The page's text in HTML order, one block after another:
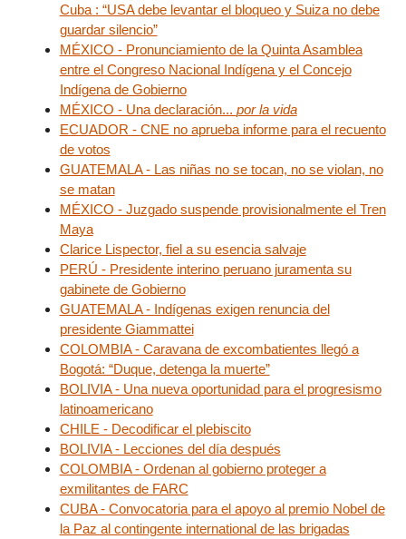
Cuba : “USA debe levantar el bloqueo y Suiza no debe
guardar silencio”
MÉXICO - Pronunciamiento de la Quinta Asamblea
entre el Congreso Nacional Indígena y el Concejo
Indígena de Gobierno
MÉXICO - Una declaración... por la vida
ECUADOR - CNE no aprueba informe para el recuento
de votos
GUATEMALA - Las niñas no se tocan, no se violan, no
se matan
MÉXICO - Juzgado suspende provisionalmente el Tren
Maya
Clarice Lispector, fiel a su esencia salvaje
PERÚ - Presidente interino peruano juramenta su
gabinete de Gobierno
GUATEMALA - Indígenas exigen renuncia del
presidente Giammattei
COLOMBIA - Caravana de excombatientes llegó a
Bogotá: “Duque, detenga la muerte”
BOLIVIA - Una nueva oportunidad para el progresismo
latinoamericano
CHILE - Decodificar el plebiscito
BOLIVIA - Lecciones del día después
COLOMBIA - Ordenan al gobierno proteger a
exmilitantes de FARC
CUBA - Convocatoria para el apoyo al premio Nobel de
la Paz al contingente international de las brigadas